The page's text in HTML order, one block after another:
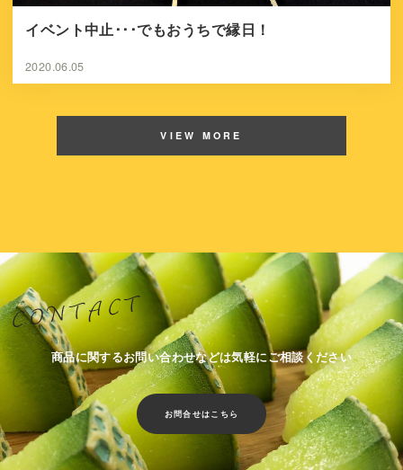
イベント中止･･･でもおうちで縁日！
2020.06.05
VIEW MORE
商品に関するお問い合わせなどは気軽にご相談ください
お問合せはこちら